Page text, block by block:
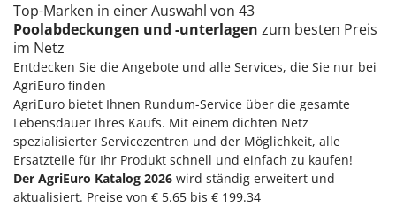
Top-Marken in einer Auswahl von 43
Poolabdeckungen und -unterlagen zum besten Preis
im Netz
Entdecken Sie die Angebote und alle Services, die Sie nur bei
AgriEuro finden
AgriEuro bietet Ihnen Rundum-Service über die gesamte
Lebensdauer Ihres Kaufs. Mit einem dichten Netz
spezialisierter Servicezentren und der Möglichkeit, alle
Ersatzteile für Ihr Produkt schnell und einfach zu kaufen!
Der AgriEuro Katalog 2026 wird ständig erweitert und
aktualisiert. Preise von € 5.65 bis € 199.34